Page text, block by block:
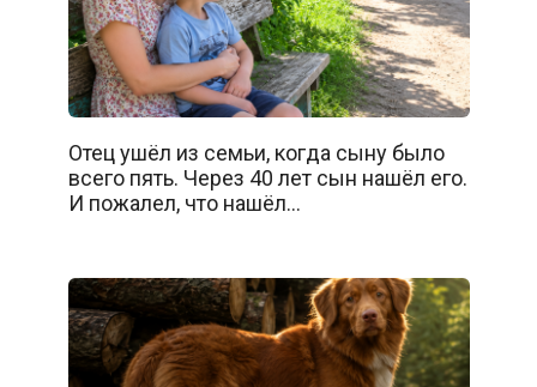
Отец ушёл из семьи, когда сыну было
всего пять. Через 40 лет сын нашёл его.
И пожалел, что нашёл…